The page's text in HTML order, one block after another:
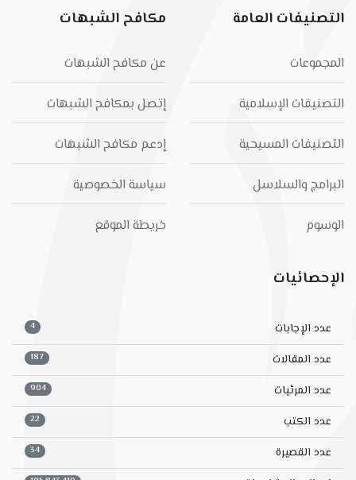
التصنيفات العامة
المجموعات
التصنيفات الإسلامية
التصنيفات المسيحية
البرامج والسلاسل
الوسوم
مكافح الشبهات
عن مكافح الشبهات
إتصل بمكافح الشبهات
إدعم مكافح الشبهات
سياسة الخصوصية
خريطة الموقع
الإحصائيات
عدد الإجابات 4
عدد المقالات 187
عدد المرئيات 904
عدد الكتب 22
عدد القصيرة 34